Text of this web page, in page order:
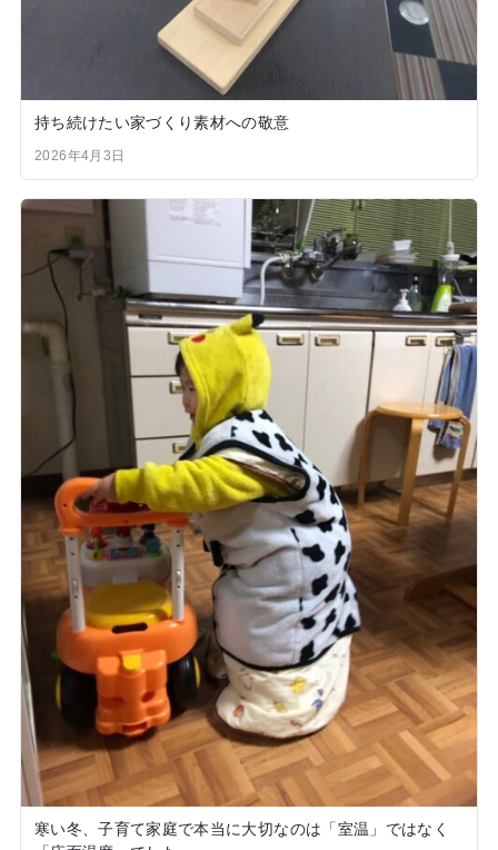
持ち続けたい家づくり素材への敬意
2026年4月3日
寒い冬、子育て家庭で本当に大切なのは「室温」ではなく